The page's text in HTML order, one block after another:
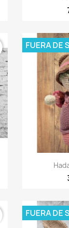

FUERA DE
FUERA DE